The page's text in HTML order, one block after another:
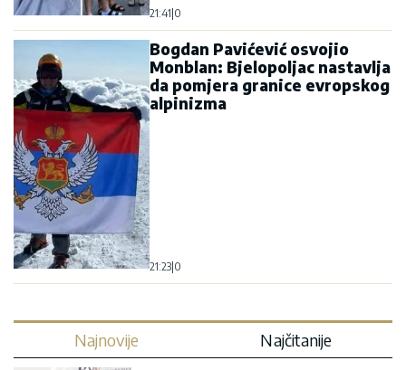
21:41 0
Bogdan Pavićević osvojio
Monblan: Bjelopoljac nastavlja
da pomjera granice evropskog
alpinizma
21:23 0
Najnovije Najčitanije